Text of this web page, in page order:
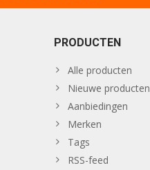
PRODUCTEN
Alle producten
Nieuwe producten
Aanbiedingen
Merken
Tags
RSS-feed